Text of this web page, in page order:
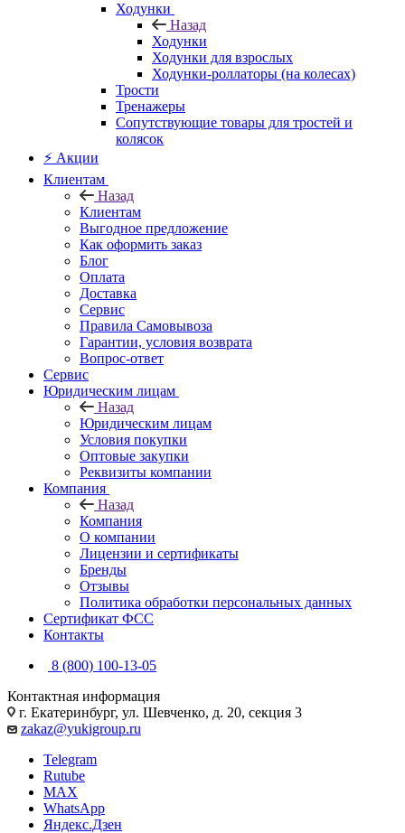
Ходунки
Назад
Ходунки
Ходунки для взрослых
Ходунки-роллаторы (на колесах)
Трости
Тренажеры
Сопутствующие товары для тростей и
колясок
⚡ Акции
Клиентам
Назад
Клиентам
Выгодное предложение
Как оформить заказ
Блог
Оплата
Доставка
Сервис
Правила Самовывоза
Гарантии, условия возврата
Вопрос-ответ
Сервис
Юридическим лицам
Назад
Юридическим лицам
Условия покупки
Оптовые закупки
Реквизиты компании
Компания
Назад
Компания
О компании
Лицензии и сертификаты
Бренды
Отзывы
Политика обработки персональных данных
Сертификат ФСС
Контакты
8 (800) 100-13-05
Контактная информация
г. Екатеринбург, ул. Шевченко, д. 20, секция 3
zakaz@yukigroup.ru
Telegram
Rutube
MAX
WhatsApp
Яндекс.Дзен